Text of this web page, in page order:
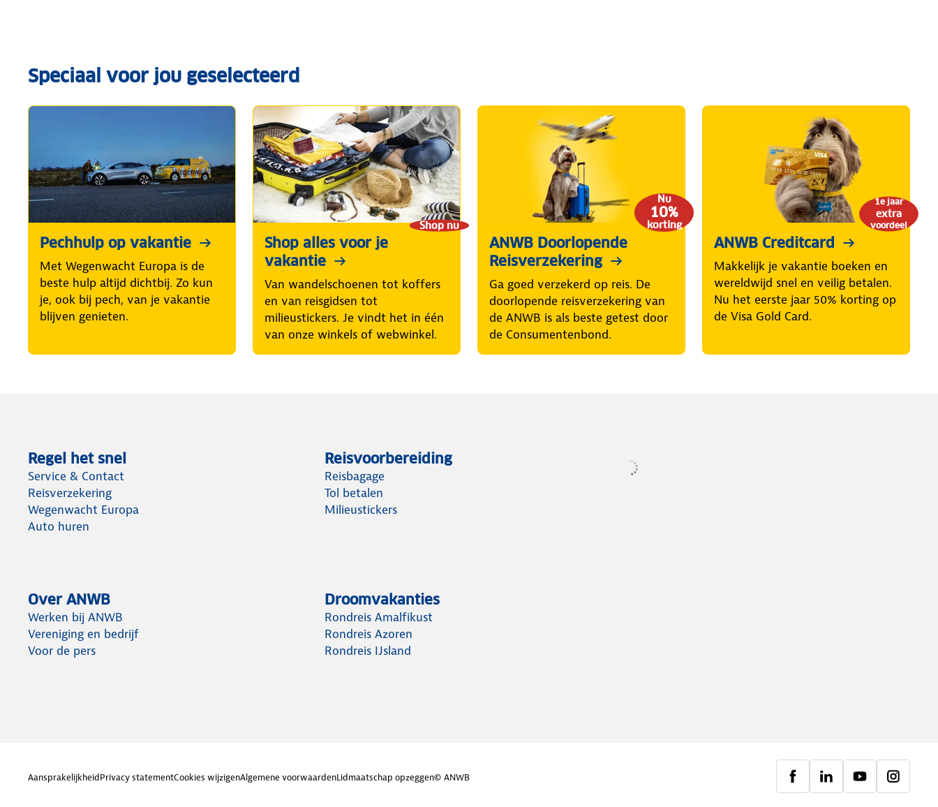
Speciaal voor jou geselecteerd
Pechhulp op vakantie
Met Wegenwacht Europa is de
beste hulp altijd dichtbij. Zo kun
je, ook bij pech, van je vakantie
blijven genieten.
Shop nu
Shop alles voor je
vakantie
Van wandelschoenen tot koffers
en van reisgidsen tot
milieustickers. Je vindt het in één
van onze winkels of webwinkel.
Nu
10%
korting
ANWB Doorlopende
Reisverzekering
Ga goed verzekerd op reis. De
doorlopende reisverzekering van
de ANWB is als beste getest door
de Consumentenbond.
1e jaar
extra
voordeel
ANWB Creditcard
Makkelijk je vakantie boeken en
wereldwijd snel en veilig betalen.
Nu het eerste jaar 50% korting op
de Visa Gold Card.
Regel het snel
Service & Contact
Reisverzekering
Wegenwacht Europa
Auto huren
Reisvoorbereiding
Reisbagage
Tol betalen
Milieustickers
Over ANWB
Werken bij ANWB
Vereniging en bedrijf
Voor de pers
Droomvakanties
Rondreis Amalfikust
Rondreis Azoren
Rondreis IJsland
AansprakelijkheidPrivacy statementCookies wijzigenAlgemene voorwaardenLidmaatschap opzeggen© ANWB